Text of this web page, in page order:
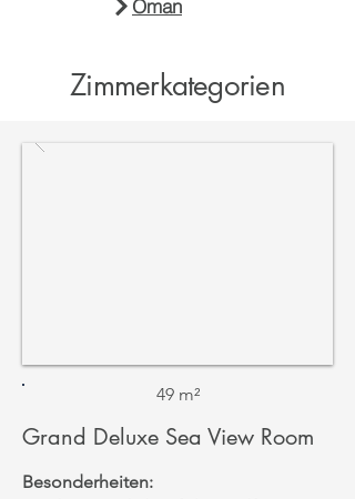
Oman
Zimmerkategorien
49 m²
Grand Deluxe Sea View Room
Besonderheiten: